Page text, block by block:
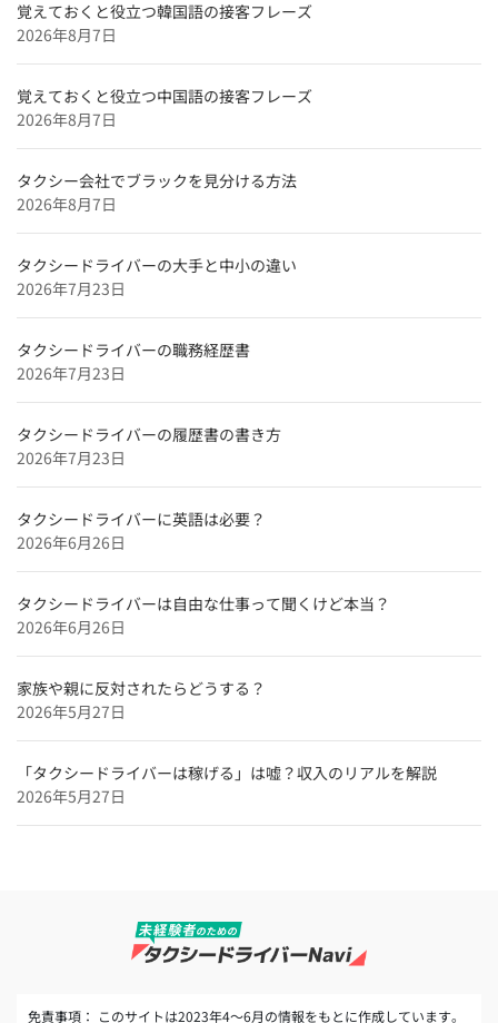
用】
北海道のタクシードライバー求人【未経験可＆正社員採
特集企業
【特集】
タクシードライバーインタビュー
和歌山のタクシードライバー求人【未経験可＆正社員採
用】
奈良のタクシードライバー求人【未経験可＆正社員採
用】
覚えておくと役立つ韓国語の接客フレーズ
2026年8月7日
覚えておくと役立つ中国語の接客フレーズ
2026年8月7日
タクシー会社でブラックを見分ける方法
2026年8月7日
タクシードライバーの大手と中小の違い
2026年7月23日
タクシードライバーの職務経歴書
2026年7月23日
タクシードライバーの履歴書の書き方
2026年7月23日
タクシードライバーに英語は必要？
2026年6月26日
タクシードライバーは自由な仕事って聞くけど本当？
2026年6月26日
家族や親に反対されたらどうする？
2026年5月27日
「タクシードライバーは稼げる」は嘘？収入のリアルを解説
2026年5月27日
免責事項： このサイトは2023年4～6月の情報をもとに作成しています。